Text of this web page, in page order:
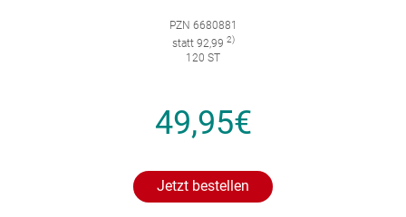
PZN 6680881
statt 92,99 2)
120 ST
49,95€
Jetzt bestellen